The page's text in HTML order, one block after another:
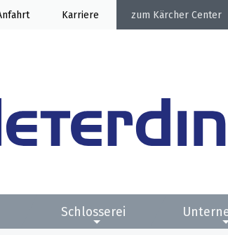
Karriere Kärcher Center
Schlosserei